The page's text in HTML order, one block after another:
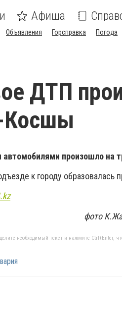
Афиша
Объявления Горсправка Погода
ДТП
Косшы
автомобилями произошло на
к городу образовалась
необходимый текст и нажмите Ctrl+Enter,